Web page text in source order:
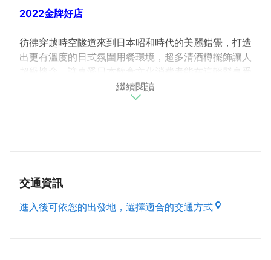
2022金牌好店
彷彿穿越時空隧道來到日本昭和時代的美麗錯覺，打造
出更有溫度的日式氛圍用餐環境，超多清酒樽擺飾讓人
超級懷念，讓喜愛日本飲食文化消費者能在這輕鬆享受
小聚與小酌，手卷壽司、開胃菜、冷物、和風沙拉、日
式風味飯、烤物、石鍋、揚物等應有盡有。特別推薦蒲
繼續閱讀
交通資訊
進入後可依您的出發地，選擇適合的交通方式